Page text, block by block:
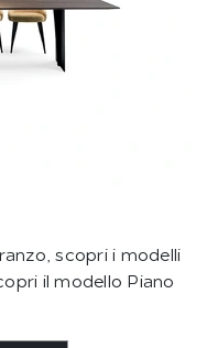
scopri i modelli
il modello Piano